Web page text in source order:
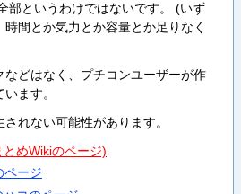
部というわけではないです。 (いず
間とか気力とか容量とか足りなく
などはなく、プチコンユーザーが作
ます。
れない可能性があります。
めWikiのページ)
ページ